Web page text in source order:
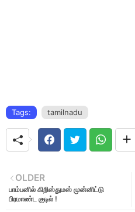
Tags: tamilnadu
OLDER
பாம்பனில் கிறிஸ்துமஸ் முன்னிட்டு
பிரமாண்ட குடில் !